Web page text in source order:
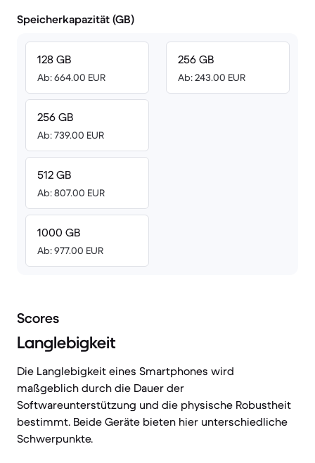
Speicherkapazität (GB)
128 GB
Ab: 664.00 EUR
256 GB
Ab: 739.00 EUR
512 GB
Ab: 807.00 EUR
1000 GB
Ab: 977.00 EUR
256 GB
Ab: 243.00 EUR
Scores
Langlebigkeit
Die Langlebigkeit eines Smartphones wird
maßgeblich durch die Dauer der
Softwareunterstützung und die physische Robustheit
bestimmt. Beide Geräte bieten hier unterschiedliche
Schwerpunkte.